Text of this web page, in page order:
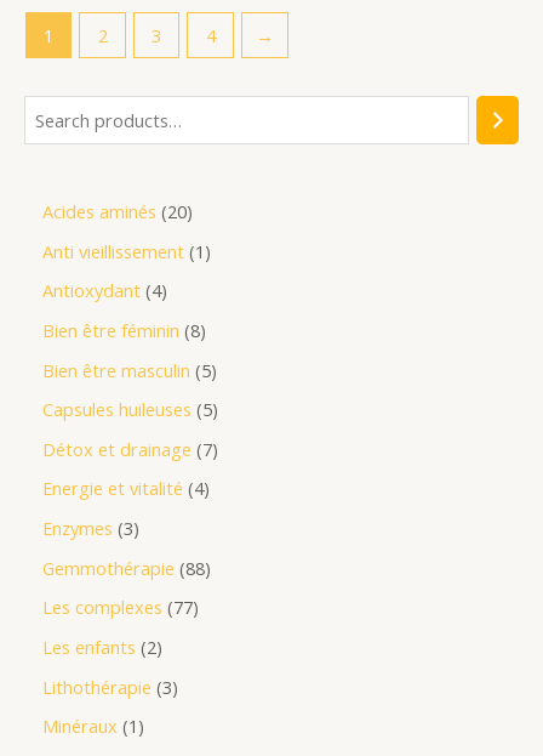
Acides aminés 20
Anti vieillissement 1
Antioxydant 4
Bien être féminin 8
Bien être masculin 5
Capsules huileuses 5
Détox et drainage 7
Energie et vitalité 4
Enzymes 3
Gemmothérapie 88
Les complexes 77
Les enfants 2
Lithothérapie 3
Minéraux 1
1 2 3 4 →